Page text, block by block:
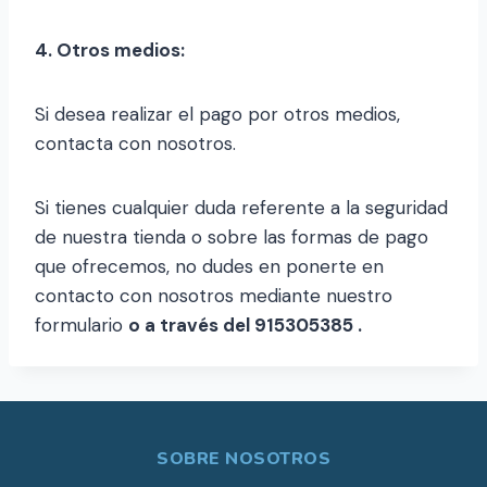
4. Otros medios:
Si desea realizar el pago por otros medios,
contacta con nosotros.
Si tienes cualquier duda referente a la seguridad
de nuestra tienda o sobre las formas de pago
que ofrecemos, no dudes en ponerte en
contacto con nosotros mediante nuestro
formulario o a través del 915305385 .
SOBRE NOSOTROS